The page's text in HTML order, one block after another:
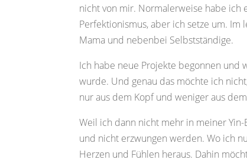
nicht von mir. Normalerweise habe ich
Perfektionismus, aber ich setze um. Im
Mama und nebenbei Selbstständige.
Ich habe neue Projekte begonnen und
wurde. Und genau das möchte ich
nur aus dem Kopf und weniger aus
Weil ich dann nicht mehr in meiner
und nicht erzwungen werden. Wo ich
Herzen und Fühlen heraus. Dahin